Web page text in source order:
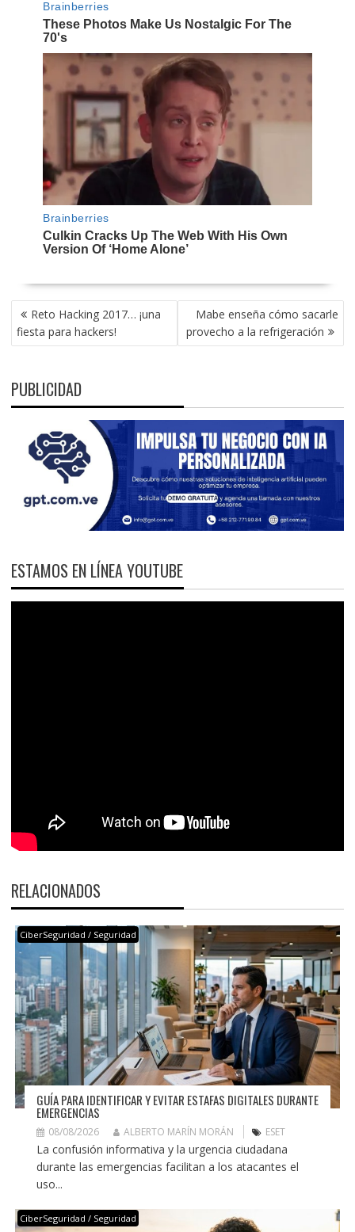
NAVEGACIÓN
DE
ENTRADAS
Reto Hacking 2017… ¡una
fiesta para hackers!
Mabe enseña cómo sacarle
provecho a la refrigeración
PUBLICIDAD
ESTAMOS EN LÍNEA YOUTUBE
RELACIONADOS
CiberSeguridad / Seguridad
GUÍA PARA IDENTIFICAR Y EVITAR ESTAFAS DIGITALES DURANTE
EMERGENCIAS
08/08/2026 ALBERTO MARÍN MORÁN ESET
La confusión informativa y la urgencia ciudadana
durante las emergencias facilitan a los atacantes el
uso...
CiberSeguridad / Seguridad